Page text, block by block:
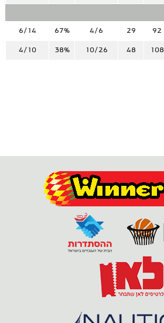
92
29
4/6
67%
6/14
108
48
10/26
38%
4/10